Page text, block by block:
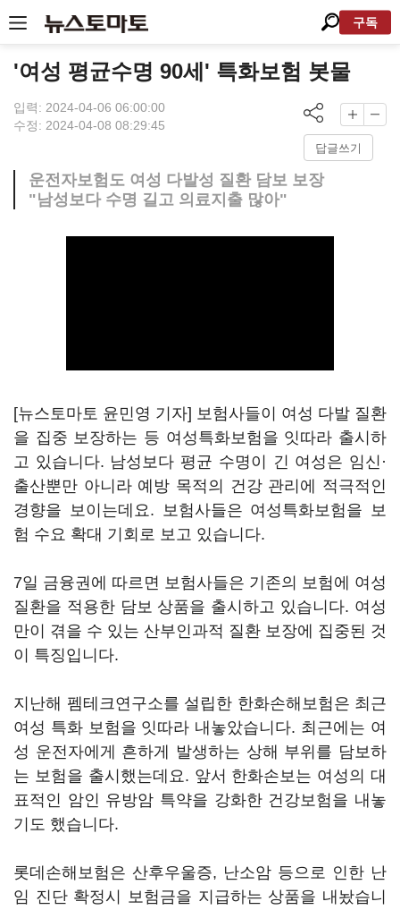
구독
'여성 평균수명 90세' 특화보험 봇물
입력: 2024-04-06 06:00:00
수정: 2024-04-08 08:29:45
답글쓰기
운전자보험도 여성 다발성 질환 담보 보장
"남성보다 수명 길고 의료지출 많아"
[뉴스토마토 윤민영 기자] 보험사들이 여성 다발 질환
을 집중 보장하는 등 여성특화보험을 잇따라 출시하
고 있습니다. 남성보다 평균 수명이 긴 여성은 임신·
출산뿐만 아니라 예방 목적의 건강 관리에 적극적인
경향을 보이는데요. 보험사들은 여성특화보험을 보
험 수요 확대 기회로 보고 있습니다.
7일 금융권에 따르면 보험사들은 기존의 보험에 여성
질환을 적용한 담보 상품을 출시하고 있습니다. 여성
만이 겪을 수 있는 산부인과적 질환 보장에 집중된 것
이 특징입니다.
지난해 펨테크연구소를 설립한 한화손해보험은 최근
여성 특화 보험을 잇따라 내놓았습니다. 최근에는 여
성 운전자에게 흔하게 발생하는 상해 부위를 담보하
는 보험을 출시했는데요. 앞서 한화손보는 여성의 대
표적인 암인 유방암 특약을 강화한 건강보험을 내놓
기도 했습니다.
롯데손해보험은 산후우울증, 난소암 등으로 인한 난
임 진단 확정시 보험금을 지급하는 상품을 내놨습니